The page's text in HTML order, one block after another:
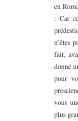
en
: Car
n’êtes
fait,
donné
pour
vous
plus